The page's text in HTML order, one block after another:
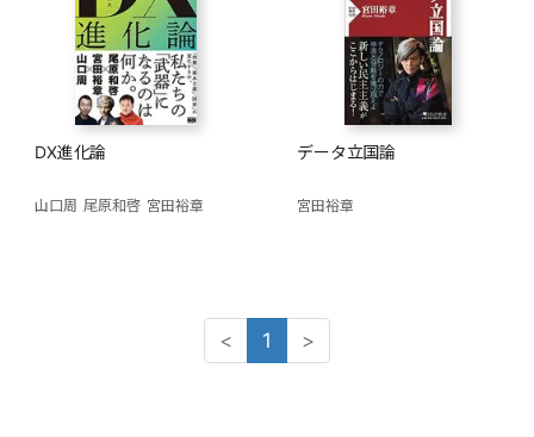
DX進化論
山口周 尾原和啓 宮田裕章
データ立国論
宮田裕章
< 1 >